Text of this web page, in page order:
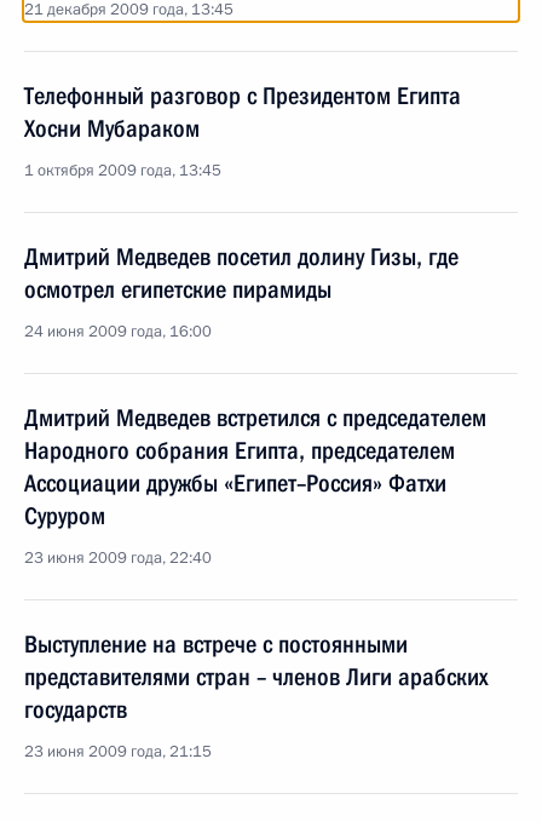
21 декабря 2009 года, 13:45
Телефонный разговор с Президентом Египта
Хосни Мубараком
1 октября 2009 года, 13:45
Дмитрий Медведев посетил долину Гизы, где
осмотрел египетские пирамиды
24 июня 2009 года, 16:00
Дмитрий Медведев встретился с председателем
Народного собрания Египта, председателем
Ассоциации дружбы «Египет–Россия» Фатхи
Суруром
23 июня 2009 года, 22:40
Выступление на встрече с постоянными
представителями стран – членов Лиги арабских
государств
23 июня 2009 года, 21:15